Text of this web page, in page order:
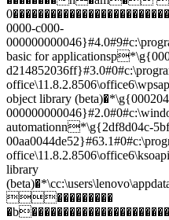
0000-c000-
basic for
object library
automationn*\g{2df8d04c-
library
���������